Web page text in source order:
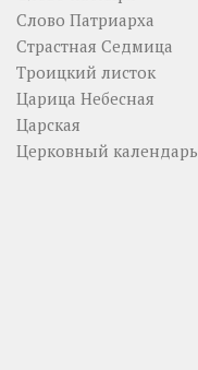
Слово Патриарха
Страстная Седмица
Троицкий листок
Царица Небесная
Царская
Церковный календарь